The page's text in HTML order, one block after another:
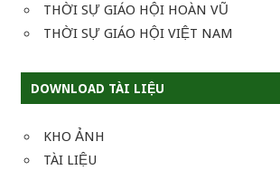
THỜI SỰ GIÁO HỘI HOÀN VŨ
THỜI SỰ GIÁO HỘI VIỆT NAM
DOWNLOAD TÀI LIỆU
KHO ẢNH
TÀI LIỆU